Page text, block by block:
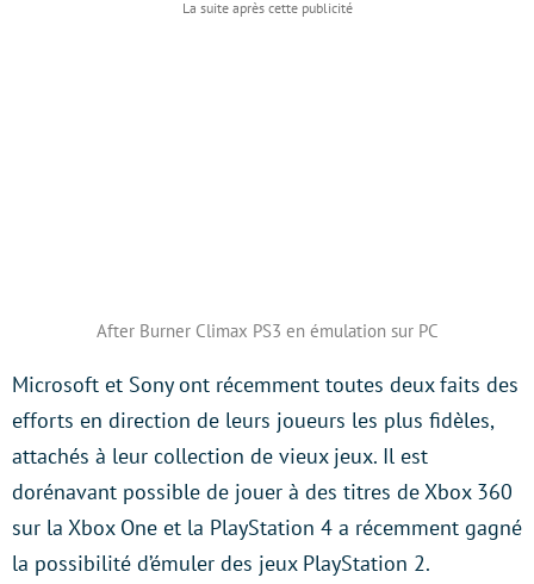
After Burner Climax PS3 en émulation sur PC
Microsoft et Sony ont récemment toutes deux faits des
efforts en direction de leurs joueurs les plus fidèles,
attachés à leur collection de vieux jeux. Il est
dorénavant possible de jouer à des titres de Xbox 360
sur la Xbox One et la PlayStation 4 a récemment gagné
la possibilité d’émuler des jeux PlayStation 2.